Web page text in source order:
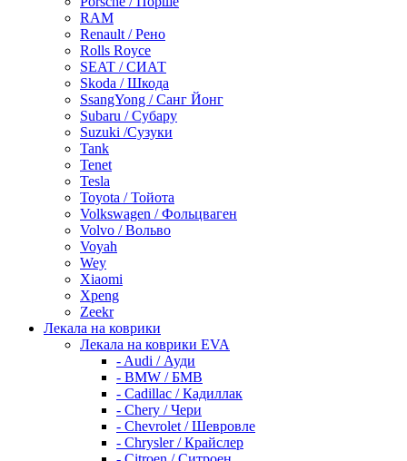
RAM
Renault / Рено
Rolls Royce
SEAT / СИАТ
Skoda / Шкода
SsangYong / Санг Йонг
Subaru / Субару
Suzuki /Сузуки
Tank
Tenet
Tesla
Toyota / Тойота
Volkswagen / Фольцваген
Volvo / Вольво
Voyah
Wey
Xiaomi
Xpeng
Zeekr
Лекала на коврики
Лекала на коврики EVA
- Audi / Ауди
- BMW / БМВ
- Cadillac / Кадиллак
- Chery / Чери
- Chevrolet / Шевровле
- Chrysler / Крайслер